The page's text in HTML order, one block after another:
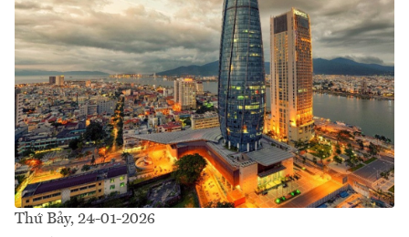
Thứ Bảy, 24-01-2026